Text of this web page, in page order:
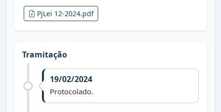
PjLei 12-2024.pdf
Tramitação
19/02/2024
Protocolado.